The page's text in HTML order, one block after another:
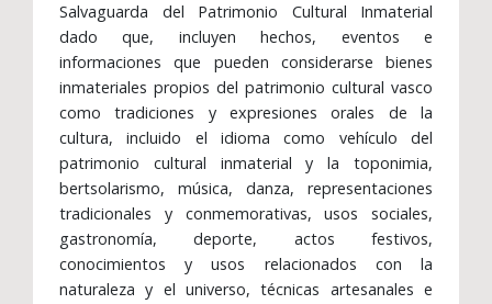
Salvaguarda del Patrimonio Cultural Inmaterial
dado que, incluyen hechos, eventos e
informaciones que pueden considerarse bienes
inmateriales propios del patrimonio cultural vasco
como tradiciones y expresiones orales de la
cultura, incluido el idioma como vehículo del
patrimonio cultural inmaterial y la toponimia,
bertsolarismo, música, danza, representaciones
tradicionales y conmemorativas, usos sociales,
gastronomía, deporte, actos festivos,
conocimientos y usos relacionados con la
naturaleza y el universo, técnicas artesanales e